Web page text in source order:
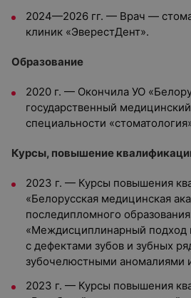
2024—2026 гг. — Врач —
клиник «ЭверестДент».
Образование
2020 г. — Окончила УО
государственный
специальности
Курсы, повышение
2023 г. — Курсы повышения
«Белорусская медицинская
последипломного
«Междисциплинарный подход
с дефектами зубов и зубных
зубочелюстными аномалиями
2023 г. — Курсы повышения